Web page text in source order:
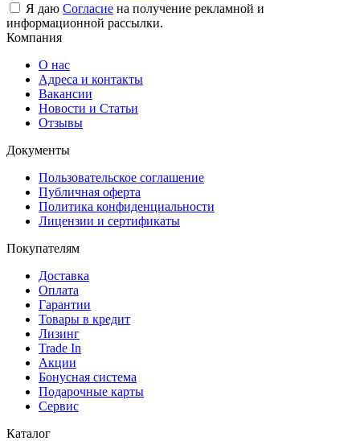
Я даю Согласие на получение рекламной и
информационной рассылки.
Компания
О нас
Адреса и контакты
Вакансии
Новости и Статьи
Отзывы
Документы
Пользовательское соглашение
Публичная оферта
Политика конфиденциальности
Лицензии и сертификаты
Покупателям
Доставка
Оплата
Гарантии
Товары в кредит
Лизинг
Trade In
Акции
Бонусная система
Подарочные карты
Сервис
Каталог